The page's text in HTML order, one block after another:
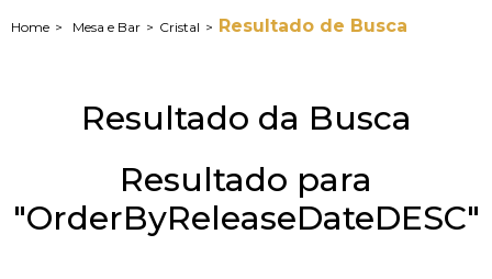
Mesa e Bar Cristal Resultado de Busca
Resultado da Busca
Resultado para
"OrderByReleaseDateDESC"